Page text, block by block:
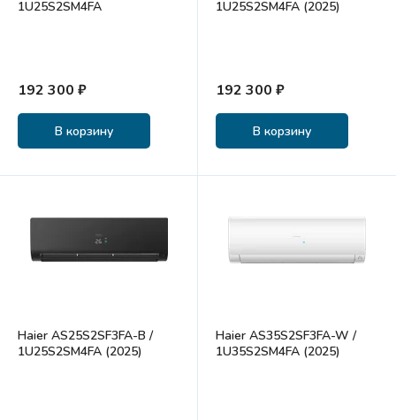
1U25S2SM4FA
192 300 ₽
В корзину
1U25S2SM4FA (2025)
192 300 ₽
В корзину
Haier AS25S2SF3FA-B /
1U25S2SM4FA (2025)
Haier AS35S2SF3FA-W /
1U35S2SM4FA (2025)